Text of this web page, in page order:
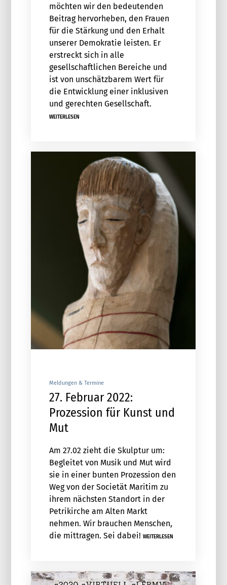
möchten wir den bedeutenden
Beitrag hervorheben, den Frauen
für die Stärkung und den Erhalt
unserer Demokratie leisten. Er
erstreckt sich in alle
gesellschaftlichen Bereiche und
ist von unschätzbarem Wert für
die Entwicklung einer inklusiven
und gerechten Gesellschaft.
WEITERLESEN
Meldungen & Termine
27. Februar 2022:
Prozession für Kunst und
Mut
Am 27.02 zieht die Skulptur um:
Begleitet von Musik und Mut wird
sie in einer bunten Prozession den
Weg von der Societät Maritim zu
ihrem nächsten Standort in der
Petrikirche am Alten Markt
nehmen. Wir brauchen Menschen,
die mittragen. Sei dabei! WEITERLESEN